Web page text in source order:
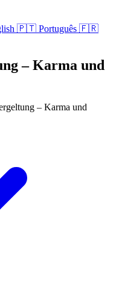
🇵🇹 Português 🇫🇷
– Karma und
– Karma und